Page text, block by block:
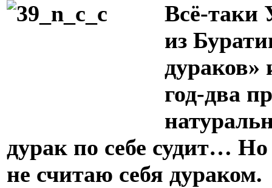
Всё-таки
из
дураков»
год-два
дурак по себе судит…
не считаю себя дураком.